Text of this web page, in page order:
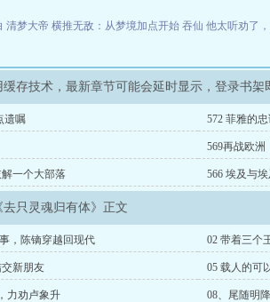
清梦大帝 横推无敌：从梦境加点开始 吞仙 他太听劝了
缓存技术，最新章节可能会延时显示，登录书架
遗嘱 572 菲雅的
569再战欧洲
一个大部落 566 埃及与
去只灵魂归有体》正文
，陈镝穿越回现代 02 带着三个
新朋友 05 载人的可
力劝卢象升 08、尾随明